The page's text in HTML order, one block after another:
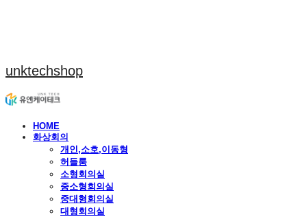
unktechshop
HOME
화상회의
개인,소호,이동형
허들룸
소형회의실
중소형회의실
중대형회의실
대형회의실